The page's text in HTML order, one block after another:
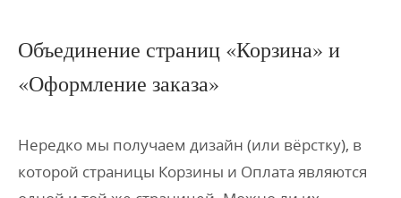
Объединение страниц «Корзина» и
«Оформление заказа»
Нередко мы получаем дизайн (или вёрстку), в
которой страницы Корзины и Оплата являются